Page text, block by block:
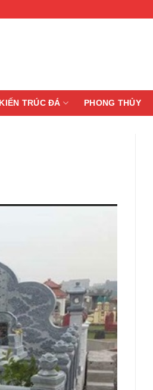
KIẾN TRÚC ĐÁ PHONG THỦY